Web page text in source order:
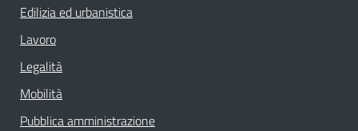
Edilizia ed urbanistica
Lavoro
Legalità
Mobilità
Pubblica amministrazione